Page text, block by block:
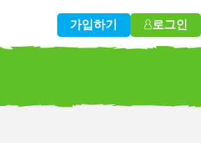
가입하기 로그인